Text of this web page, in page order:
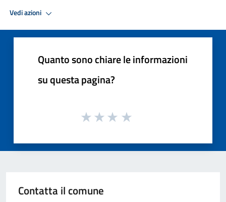
Vedi azioni
Quanto sono chiare le informazioni
su questa pagina?
Contatta il comune